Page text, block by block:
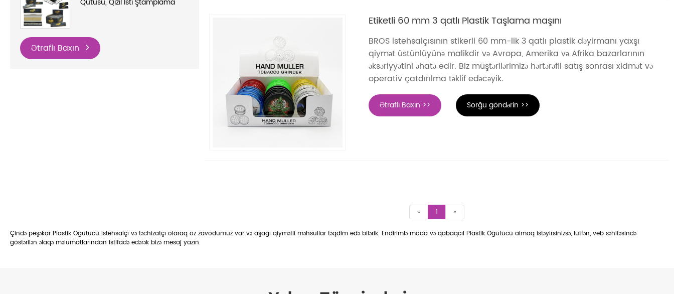
Ətraflı Baxın
Etiketli 60 mm 3 qatlı Plastik Taşlama maşını
BROS istehsalçısının stikerli 60 mm-lik 3 qatlı plastik dəyirmanı yaxşı
qiymət üstünlüyünə malikdir və Avropa, Amerika və Afrika bazarlarının
əksəriyyətini əhatə edir. Biz müştərilərimizə hərtərəfli satış sonrası xidmət və
operativ çatdırılma təklif edəcəyik.
Ətraflı Baxın >> Sorğu göndərin >>
« 1 »
Çində peşəkar Plastik Öğütücü istehsalçı və təchizatçı olaraq öz zavodumuz var və aşağı qiymətli məhsullar təqdim edə bilərik. Endirimlə moda və qabaqcıl Plastik Öğütücü almaq istəyirsinizsə, lütfən, veb səhifəsində
göstərilən əlaqə məlumatlarından istifadə edərək bizə mesaj yazın.